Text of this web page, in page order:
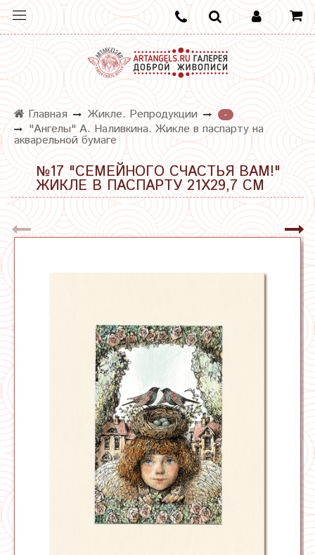
Главная Жикле. Репродукции
-
"Ангелы" А. Наливкина. Жикле в паспарту на
акварельной бумаге
№17 "СЕМЕЙНОГО СЧАСТЬЯ ВАМ!"
ЖИКЛЕ В ПАСПАРТУ 21Х29,7 СМ